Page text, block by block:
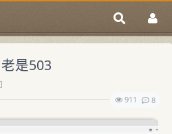
是503
911
8